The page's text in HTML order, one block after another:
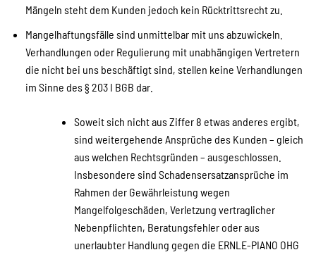
Mängeln steht dem Kunden jedoch kein Rücktrittsrecht zu.
Mangelhaftungsfälle sind unmittelbar mit uns abzuwickeln.
Verhandlungen oder Regulierung mit unabhängigen Vertretern
die nicht bei uns beschäftigt sind, stellen keine Verhandlungen
im Sinne des § 203 I BGB dar.
Soweit sich nicht aus Ziffer 8 etwas anderes ergibt,
sind weitergehende Ansprüche des Kunden – gleich
aus welchen Rechtsgründen – ausgeschlossen.
Insbesondere sind Schadensersatzansprüche im
Rahmen der Gewährleistung wegen
Mangelfolgeschäden, Verletzung vertraglicher
Nebenpflichten, Beratungsfehler oder aus
unerlaubter Handlung gegen die ERNLE-PIANO OHG